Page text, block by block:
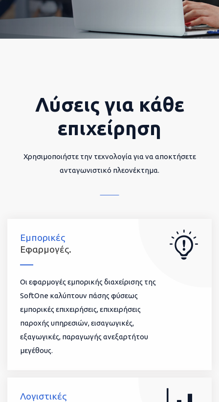
Λύσεις για κάθε
επιχείρηση
Χρησιμοποιήστε την τεχνολογία για να αποκτήσετε
ανταγωνιστικό πλεονέκτημα.
Εμπορικές
Εφαρμογές.
Οι εφαρμογές εμπορικής διαχείρισης της
SoftOne καλύπτουν πάσης φύσεως
εμπορικές επιχειρήσεις, επιχειρήσεις
παροχής υπηρεσιών, εισαγωγικές,
εξαγωγικές, παραγωγής ανεξαρτήτου
μεγέθους.
Λογιστικές